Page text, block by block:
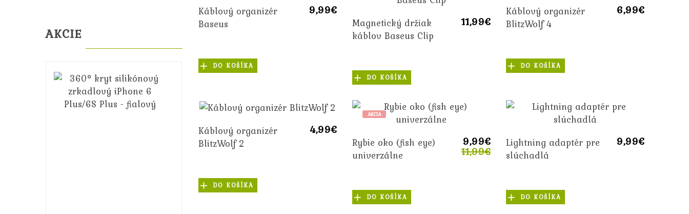
AKCIE
silikónový
zrkadlový
Plus/6S
fialový
14,99€
Káblový organizér
Baseus
9,99€
DO KOŠÍKA
Magnetický držiak
káblov Baseus Clip
11,99€
DO KOŠÍKA
Káblový organizér
BlitzWolf 4
6,99€
DO KOŠÍKA
Káblový organizér
BlitzWolf 2
4,99€
DO KOŠÍKA
AKCIA
Rybie oko (fish eye)
univerzálne
9,99€
11,99€
DO KOŠÍKA
Lightning adaptér pre
slúchadlá
9,99€
DO KOŠÍKA